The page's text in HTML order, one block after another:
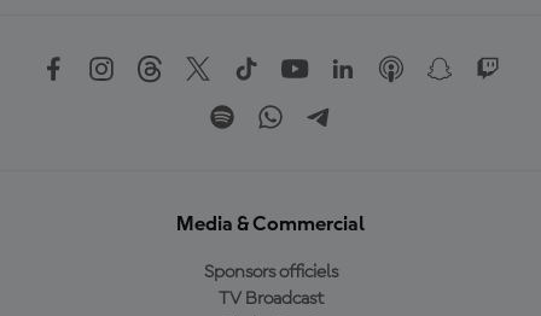
Media & Commercial
Sponsors officiels
TV Broadcast